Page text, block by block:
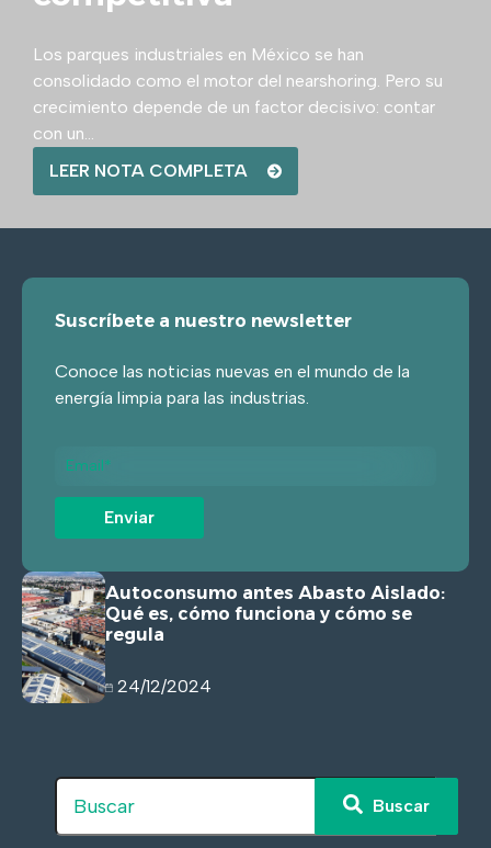
Los parques industriales en México se han
consolidado como el motor del nearshoring. Pero su
crecimiento depende de un factor decisivo: contar
con un...
LEER NOTA COMPLETA
Suscríbete a nuestro newsletter
Conoce las noticias nuevas en el mundo de la
energía limpia para las industrias.
Autoconsumo antes Abasto Aislado:
Qué es, cómo funciona y cómo se
regula
24/12/2024
Buscar